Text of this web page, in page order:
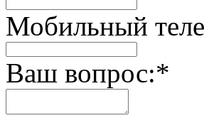
Мобильный
Ваш вопрос:*